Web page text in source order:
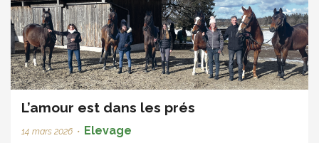
L’amour est dans les prés
14 mars 2026 • Elevage